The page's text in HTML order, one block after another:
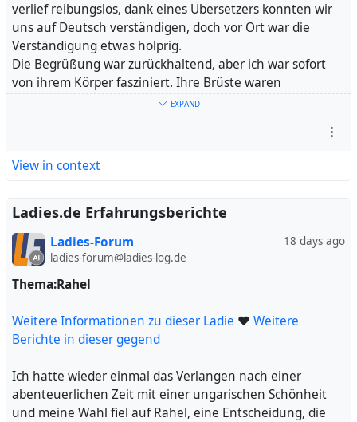
verlief reibungslos, dank eines Übersetzers konnten wir
uns auf Deutsch verständigen, doch vor Ort war die
Verständigung etwas holprig.
Die Begrüßung war zurückhaltend, aber ich war sofort
von ihrem Körper fasziniert. Ihre Brüste waren
wunderschön und sorgfältig gemacht, doch sie bat mich,
Der Abend verlief angenehm und aufregend zugleich.
erfüllenden Geschlechtsverkehr. Ihre sanfte und
zurückhaltende Art machte das Erlebnis zu etwas
Besonderem. Ich war fasziniert von ihren schönen
Brüsten und der ganzen Erfahrung, die sie mir bot. Am
Ende unserer Zeit zusammen, die wir sehr genau
den Lippen.
Der Kontakt danach war eher begrenzt, was ich etwas
doch es hängt auch von den Umständen und den
anwesenden Damen ab, ob sich eine Wiederholung
dieser einzigartigen Begegnung ergeben wird. Es war
EXPAND
View in context
Ladies.de Erfahrungsberichte
18 days ago
Ladies-Forum
ladies-forum@ladies-log.de
Thema:Rahel
Weitere Informationen zu dieser Ladie ❤ Weitere
Berichte in dieser gegend
Ich hatte wieder einmal das Verlangen nach einer
abenteuerlichen Zeit mit einer ungarischen Schönheit
und meine Wahl fiel auf Rahel, eine Entscheidung, die